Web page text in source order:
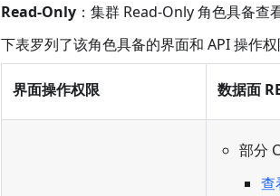
Read-Only ：集群 Read-Only 角色具备
下表罗列了该角色具备的界面和 API 操作权
界面操作权限 数据面
部分
查